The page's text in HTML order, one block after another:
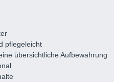
pflegeleicht
übersichtliche Aufbewahrung